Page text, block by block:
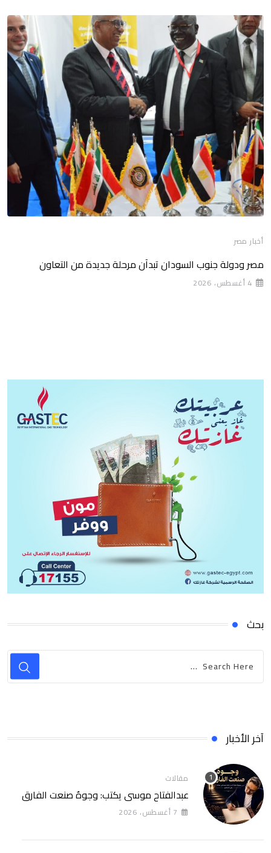
أخبار مصر
مصر ودولة جنوب السودان تبدآن مرحلة جديدة من التعاون
4 أغسطس، 2026
بحث
آخر الأخبار
مقالات
عبدالفتاح موسى يكتب: وجوهٌ صنعت الفارق
7 أغسطس، 2026